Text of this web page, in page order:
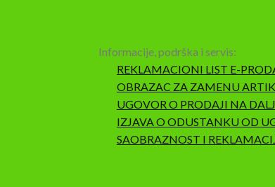
Informacije, podrška i servis:
REKLAMACIONI LIST E-
OBRAZAC ZA ZAMENU
UGOVOR O PRODAJI NA
IZJAVA O ODUSTANKU OD
SAOBRAZNOST I